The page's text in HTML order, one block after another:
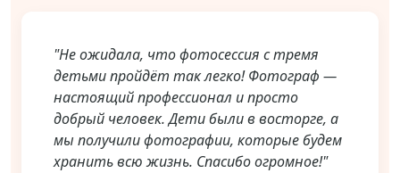
"Не ожидала, что фотосессия с тремя
детьми пройдёт так легко! Фотограф —
настоящий профессионал и просто
добрый человек. Дети были в восторге, а
мы получили фотографии, которые будем
хранить всю жизнь. Спасибо огромное!"